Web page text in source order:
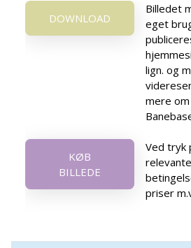
DOWNLOAD
Billedet
eget
lign. og
mere
KØB
BILLEDE
Ved tryk
priser